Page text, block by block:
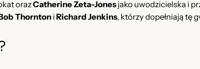
(
2
orazCatherine Zeta-Jonesjako uwodzicielska i
Thorntoni Richard Jenkins, którzy dopełniają tę